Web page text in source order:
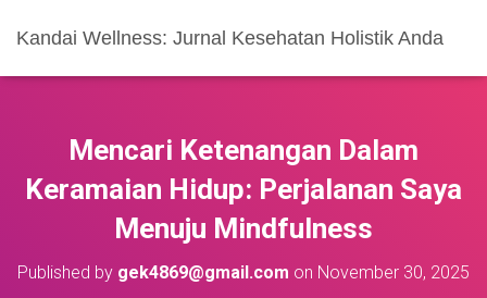
Kandai Wellness: Jurnal Kesehatan Holistik Anda
Mencari Ketenangan Dalam
Keramaian Hidup: Perjalanan Saya
Menuju Mindfulness
Published by gek4869@gmail.com on November 30, 2025